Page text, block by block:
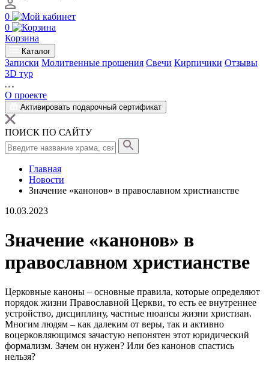
0
0
Корзина
Каталог
Записки Молитвенные прошения Свечи Кирпичики Отзывы
3D тур
О проекте
Активировать подарочный сертификат
ПОИСК ПО САЙТУ
Главная
Новости
Значение «канонов» в православном христианстве
10.03.2023
Значение «канонов» в
православном христианстве
Церковные каноны – основные правила, которые определяют
порядок жизни Православной Церкви, то есть ее внутреннее
устройство, дисциплину, частные нюансы жизни христиан.
Многим людям – как далеким от веры, так и активно
воцерковляющимся зачастую непонятен этот юридический
формализм. Зачем он нужен? Или без канонов спастись
нельзя?